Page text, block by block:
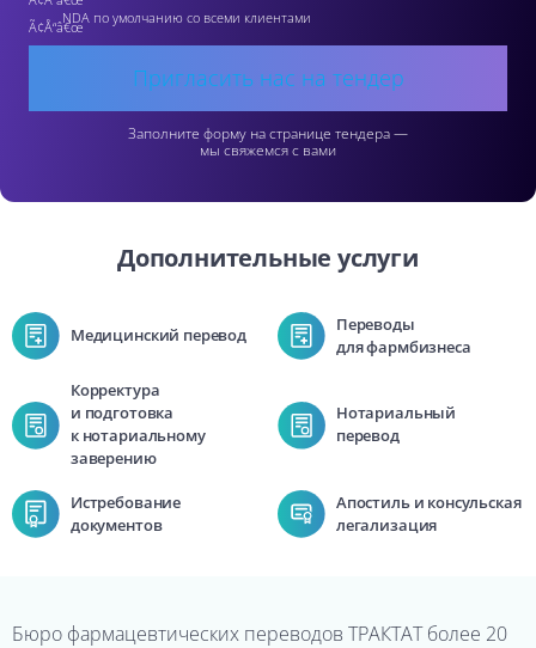
NDA по умолчанию со всеми клиентами
Пригласить нас на тендер
Заполните форму на странице тендера —
мы свяжемся с вами
Дополнительные услуги
Медицинский перевод
Переводы
для фармбизнеса
Корректура
и подготовка
к нотариальному
заверению
Нотариальный
перевод
Истребование
документов
Апостиль и консульская
легализация
Бюро фармацевтических переводов ТРАКТАТ более 20